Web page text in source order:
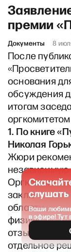
премии
Документы 8
После
основания
обсуждения
итогам
1. По книге
Николая
Жюри
независимую
Оргкомитет
заключения
области
физики.
отзывов и их
отдельное
Ваши
в эфире! Тут